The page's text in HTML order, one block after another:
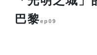
巴黎ep09